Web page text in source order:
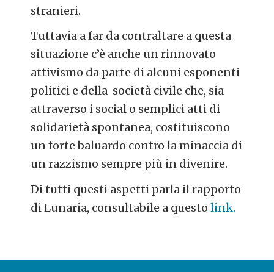
stranieri.
Tuttavia a far da contraltare a questa
situazione c’è anche un rinnovato
attivismo da parte di alcuni esponenti
politici e della società civile che, sia
attraverso i social o semplici atti di
solidarietà spontanea, costituiscono
un forte baluardo contro la minaccia di
un razzismo sempre più in divenire.
Di tutti questi aspetti parla il rapporto
di Lunaria, consultabile a questolink.
POST